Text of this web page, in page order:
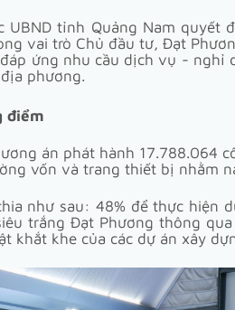
tỉnh Quảng Nam quyết
vai trò Chủ đầu tư, Đạt
ứng nhu cầu dịch vụ - nghỉ
phương.
điểm
án phát hành 17.788.064
vốn và trang thiết bị nhằm
như sau: 48% để thực hiện
trắng Đạt Phương thông
khắt khe của các dự án xây